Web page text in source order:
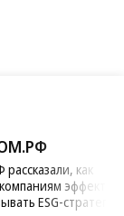
как
ESG-стратегию